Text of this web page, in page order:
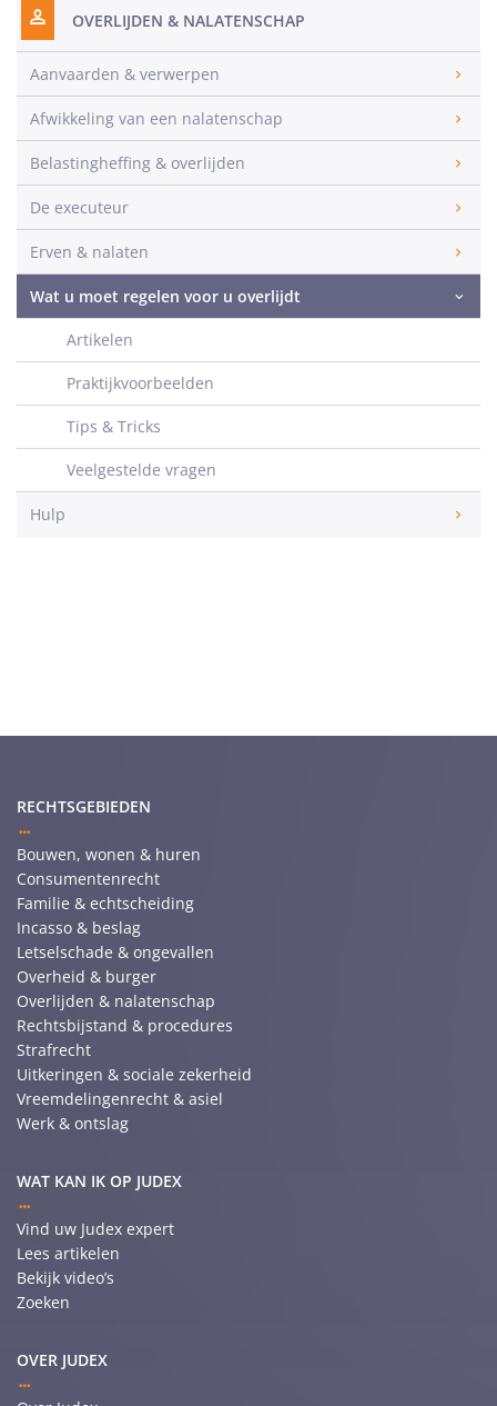
OVERLIJDEN & NALATENSCHAP
Aanvaarden & verwerpen
Afwikkeling van een nalatenschap
Belastingheffing & overlijden
De executeur
Erven & nalaten
Wat u moet regelen voor u overlijdt
Artikelen
Praktijkvoorbeelden
Tips & Tricks
Veelgestelde vragen
Hulp
RECHTSGEBIEDEN
Bouwen, wonen & huren
Consumentenrecht
Familie & echtscheiding
Incasso & beslag
Letselschade & ongevallen
Overheid & burger
Overlijden & nalatenschap
Rechtsbijstand & procedures
Strafrecht
Uitkeringen & sociale zekerheid
Vreemdelingenrecht & asiel
Werk & ontslag
WAT KAN IK OP JUDEX
Vind uw Judex expert
Lees artikelen
Bekijk video’s
Zoeken
OVER JUDEX